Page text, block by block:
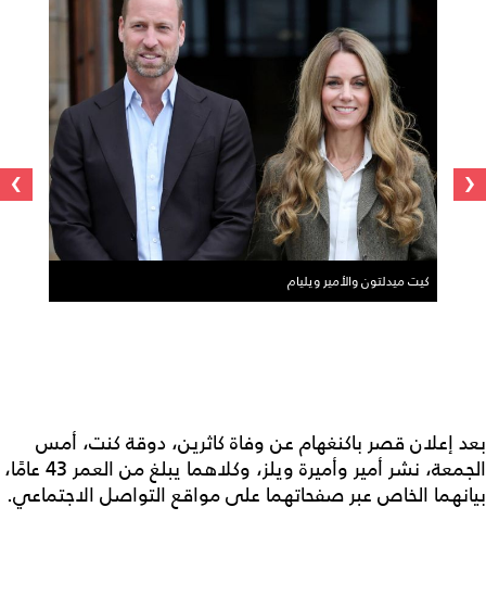
كيت ميدلتون والأمير ويليام
‹
›
بعد إعلان قصر باكنغهام عن وفاة كاثرين، دوقة كنت، أمس
الجمعة، نشر أمير وأميرة ويلز، وكلاهما يبلغ من العمر 43 عامًا،
بيانهما الخاص عبر صفحاتهما على مواقع التواصل الاجتماعي.